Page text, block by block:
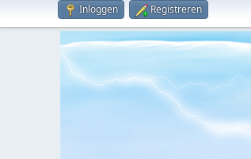
Inloggen Registreren